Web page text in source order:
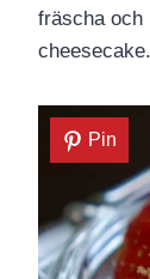
fräscha och
cheesecake.
Pin